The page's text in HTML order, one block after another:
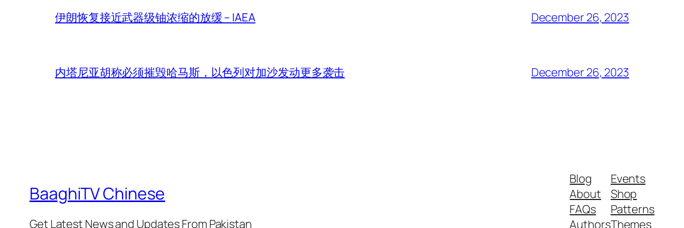
伊朗恢复接近武器级铀浓缩的放缓 – IAEA December 26, 2023
内塔尼亚胡称必须摧毁哈马斯，以色列对加沙发动更多袭击 December 26, 2023
BaaghiTV Chinese
Get Latest News and Updates From Pakistan
Blog
About
FAQs
Authors
Events
Shop
Patterns
Themes